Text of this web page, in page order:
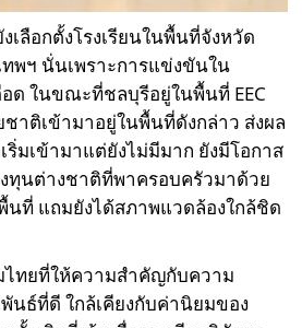
เลือกตั้งโรงเรียนในพื้นที่จังหวัด
พฯ นั่นเพราะการแข่งขันใน
ด ในขณะที่ชลบุรีอยู่ในพื้นที่ EEC
าติเข้ามาอยู่ในพื้นที่ดังกล่าว ส่งผล
ริ่มเข้ามาแต่ยังไม่มีมาก ยังมีโอกาส
ทุนต่างชาติที่พาครอบครัวมาด้วย
ที่ แถมยังได้สภาพแวดล้องใกล้ชิด
ทยที่ให้ความสำคัญกับความ
ธ์ที่ดี ใกล้เคียงกับค่านิยมของ